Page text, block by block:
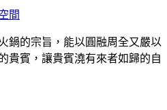
間
鍋的宗旨，能以圓融周全又嚴以
貴賓，讓貴賓澆有來者如歸的自